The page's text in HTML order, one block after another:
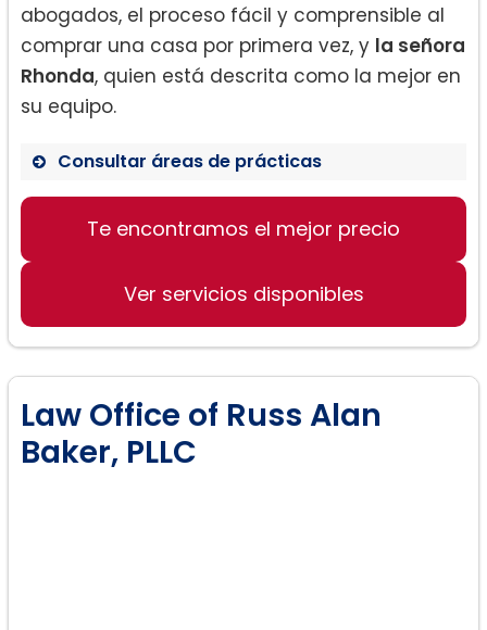
abogados, el proceso fácil y comprensible al
comprar una casa por primera vez, y la señora
Rhonda, quien está descrita como la mejor en
su equipo.
Consultar áreas de prácticas
Asesoramiento legal en procesos de
Asesoramiento legal en procesos de
venta de casas
Te encontramos el mejor precio
Ver servicios disponibles
Law Office of Russ Alan
Baker, PLLC